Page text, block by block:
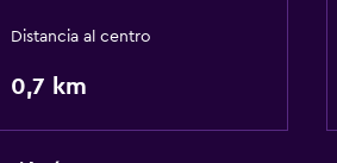
Distancia al centro
0,7 km